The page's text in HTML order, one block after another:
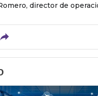
director de